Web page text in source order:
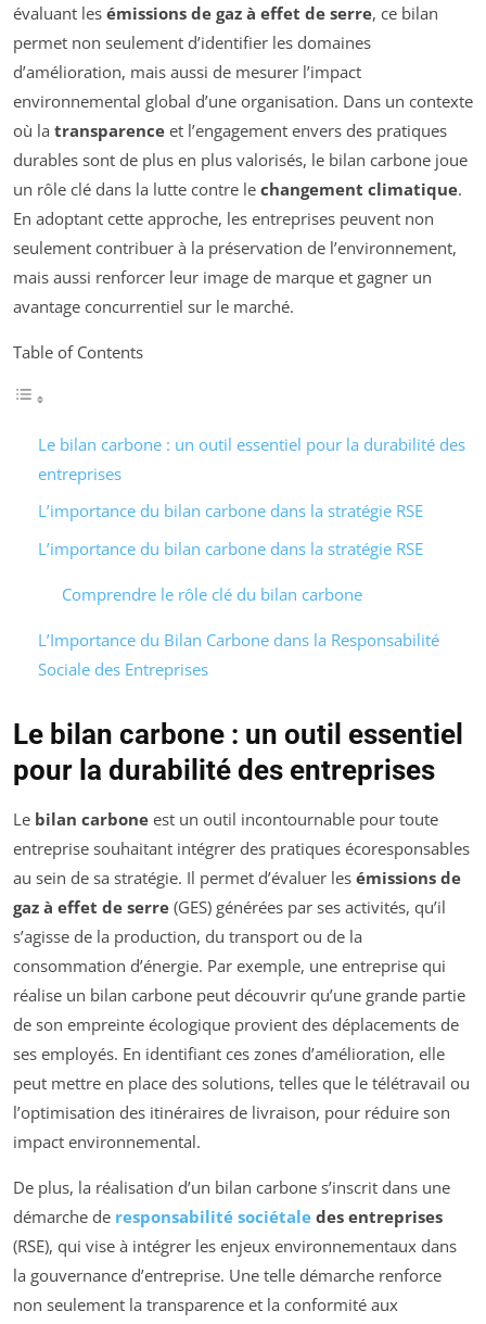
évaluant les émissions de gaz à effet de serre, ce bilan
permet non seulement d’identifier les domaines
d’amélioration, mais aussi de mesurer l’impact
environnemental global d’une organisation. Dans un contexte
où la transparence et l’engagement envers des pratiques
durables sont de plus en plus valorisés, le bilan carbone joue
un rôle clé dans la lutte contre le changement climatique.
En adoptant cette approche, les entreprises peuvent non
seulement contribuer à la préservation de l’environnement,
mais aussi renforcer leur image de marque et gagner un
avantage concurrentiel sur le marché.
Table of Contents
Le bilan carbone : un outil essentiel pour la durabilité des
entreprises
L’importance du bilan carbone dans la stratégie RSE
L’importance du bilan carbone dans la stratégie RSE
Comprendre le rôle clé du bilan carbone
L’Importance du Bilan Carbone dans la Responsabilité
Sociale des Entreprises
Le bilan carbone : un outil essentiel
pour la durabilité des entreprises
Le bilan carbone est un outil incontournable pour toute
entreprise souhaitant intégrer des pratiques écoresponsables
au sein de sa stratégie. Il permet d’évaluer les émissions de
gaz à effet de serre (GES) générées par ses activités, qu’il
s’agisse de la production, du transport ou de la
consommation d’énergie. Par exemple, une entreprise qui
réalise un bilan carbone peut découvrir qu’une grande partie
de son empreinte écologique provient des déplacements de
ses employés. En identifiant ces zones d’amélioration, elle
peut mettre en place des solutions, telles que le télétravail ou
l’optimisation des itinéraires de livraison, pour réduire son
impact environnemental.
De plus, la réalisation d’un bilan carbone s’inscrit dans une
démarche de responsabilité sociétale des entreprises
(RSE), qui vise à intégrer les enjeux environnementaux dans
la gouvernance d’entreprise. Une telle démarche renforce
non seulement la transparence et la conformité aux